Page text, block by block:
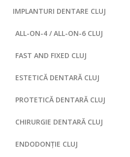
IMPLANTURI DENTARE CLUJ
ALL-ON-4 / ALL-ON-6 CLUJ
FAST AND FIXED CLUJ
ESTETICĂ DENTARĂ CLUJ
PROTETICĂ DENTARĂ CLUJ
CHIRURGIE DENTARĂ CLUJ
ENDODONȚIE CLUJ